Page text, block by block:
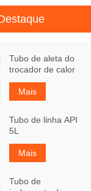
Tubo de aleta do
trocador de calor
Mais
Tubo de linha API
5L
Mais
Tubo de